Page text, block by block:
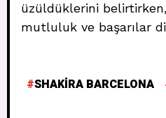
üzüldüklerini
mutluluk ve başarılar
SHAKIRA BARCELONA